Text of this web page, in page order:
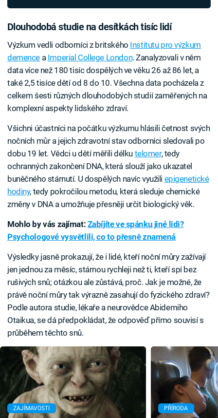
Dlouhodobá studie na desítkách tisíc lidí
Výzkum vedli odborníci z britského Institutu pro výzkum
demence a Imperial College London. Zanalyzovali v něm
data více než 180 tisíc dospělých ve věku 26 až 86 let, a
také 2,5 tisíce dětí od 8 do 10. Všechna data pocházela z
celkem šesti různých dlouhodobých studií zaměřených na
komplexní aspekty lidského zdraví.
Všichni účastníci na počátku výzkumu hlásili četnost svých
nočních můr a jejich zdravotní stav odborníci sledovali po
dobu 19 let. Vědci u dětí měřili délku telomer, tedy
ochranných zakončení DNA, která slouží jako ukazatel
buněčného stárnutí. U dospělých navíc využili epigenetické
hodiny, tedy pokročilou metodu, která sleduje chemické
změny v DNA a umožňuje přesněji určit biologický věk.
Mohlo by vás zajímat: Zabíjíte ve spánku jiné lidi?
Psychologové vysvětlili, co to přesně znamená
Výsledky jasně prokazují, že i lidé, kteří noční můry zažívají
jen jednou za měsíc, stárnou rychleji než ti, kteří spí bez
rušivých snů; otázkou ale zůstává, proč. Jak je možné, že
právě noční můry tak výrazně zasahují do fyzického zdraví?
Podle autora studie, lékaře a neurovědce Abidemiho
Otaikua, se dá předpokládat, že odpověď přímo souvisí s
průběhem těchto snů.
ZAJÍMAVOSTI PŘÍRODA